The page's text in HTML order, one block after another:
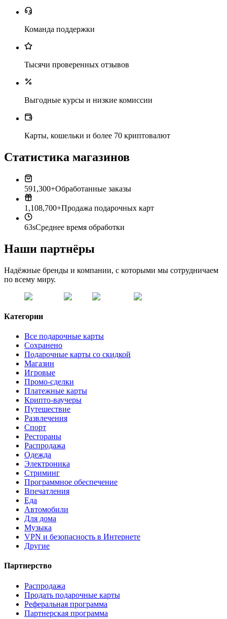
Команда поддержки
Тысячи проверенных отзывов
Выгодные курсы и низкие комиссии
Карты, кошельки и более 70 криптовалют
Статистика магазинов
591,300+Обработанные заказы
1,108,700+Продажа подарочных карт
63sСреднее время обработки
Наши партнёры
Надёжные бренды и компании, с которыми мы сотрудничаем
по всему миру.
Категории
Все подарочные карты
Сохранено
Подарочные карты со скидкой
Магазин
Игровые
Промо-сделки
Платежные карты
Крипто-ваучеры
Путешествие
Развлечения
Спорт
Рестораны
Распродажа
Одежда
Электроника
Стриминг
Программное обеспечение
Впечатления
Еда
Автомобили
Для дома
Музыка
VPN и безопасность в Интернете
Другие
Партнерство
Распродажа
Продать подарочные карты
Реферальная программа
Партнерская программа